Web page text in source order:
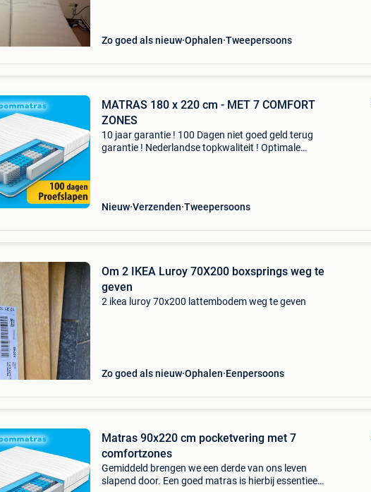
Zo goed als nieuw Ophalen Tweepersoons
MATRAS 180 x 220 cm - MET 7 COMFORT
ZONES
10 jaar garantie ! 100 Dagen niet goed geld terug
garantie ! Nederlandse topkwaliteit ! Optimale
Nieuw Verzenden Tweepersoons
Om 2 IKEA Luroy 70X200 boxsprings weg te
geven
2 ikea luroy 70x200 lattembodem weg te geven
Zo goed als nieuw Ophalen Eenpersoons
Matras 90x220 cm pocketvering met 7
comfortzones
Gemiddeld brengen we een derde van ons leven
slapend door. Een goed matras is hierbij essentieel